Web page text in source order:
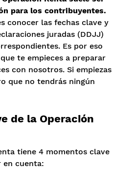
para los contribuyentes.
conocer las fechas clave y
juradas (DDJJ)
Es por eso
te empieces a preparar
con nosotros. Si empiezas
que no tendrás ningún
de la Operación
tiene 4 momentos clave
en cuenta: